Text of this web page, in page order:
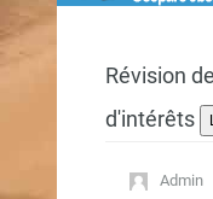
Révision
d'intérêts
Admin